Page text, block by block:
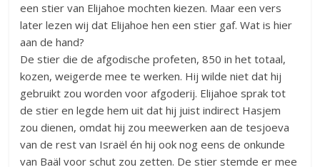
een stier van Elijahoe mochten kiezen. Maar een vers
later lezen wij dat Elijahoe hen een stier gaf. Wat is hier
aan de hand?
De stier die de afgodische profeten, 850 in het totaal,
kozen, weigerde mee te werken. Hij wilde niet dat hij
gebruikt zou worden voor afgoderij. Elijahoe sprak tot
de stier en legde hem uit dat hij juist indirect Hasjem
zou dienen, omdat hij zou meewerken aan de tesjoeva
van de rest van Israël én hij ook nog eens de onkunde
van Baäl voor schut zou zetten. De stier stemde er mee